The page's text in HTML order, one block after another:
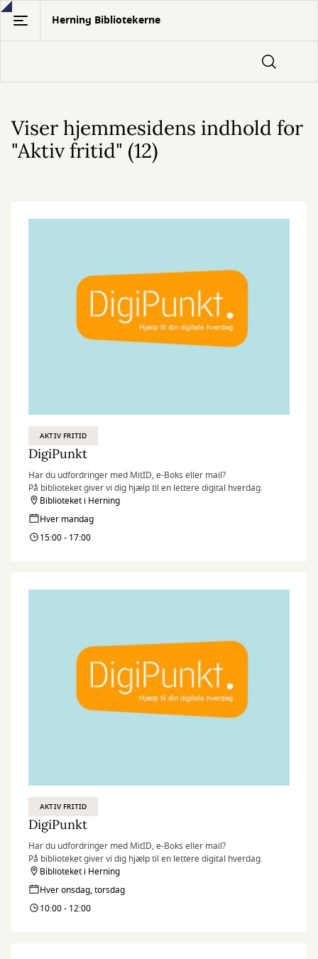
Gå
hovedindhold
Herning Bibliotekerne
Viser hjemmesidens indhold for
"Aktiv fritid" (12)
AKTIV FRITID
DigiPunkt
Har du udfordringer med MitID, e-Boks eller mail?
På biblioteket giver vi dig hjælp til en lettere digital hverdag.
Biblioteket i Herning
Hver mandag
15:00 - 17:00
AKTIV FRITID
DigiPunkt
Har du udfordringer med MitID, e-Boks eller mail?
På biblioteket giver vi dig hjælp til en lettere digital hverdag.
Biblioteket i Herning
Hver onsdag, torsdag
10:00 - 12:00